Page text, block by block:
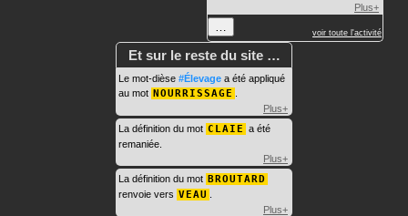
Plus+
voir toute l'activité
Et sur le reste du site …
Le mot-dièse #Élevage a été appliqué
au mot NOURRISSAGE
Plus+
La définition du mot CLAIE a été
remaniée.
Plus+
La définition du mot BROUTARD
renvoie vers VEAU
Plus+